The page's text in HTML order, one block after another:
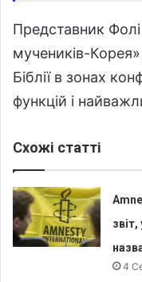
Представник
мучеників-
Біблії в зонах
функцій і
Схожі статті
4